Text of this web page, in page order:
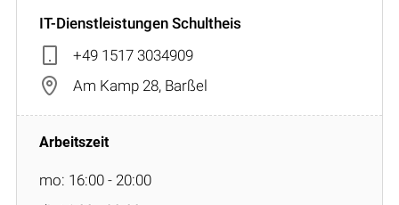
IT-Dienstleistungen Schultheis
+49 1517 3034909
Am Kamp 28, Barßel
mo: 16:00 - 20:00